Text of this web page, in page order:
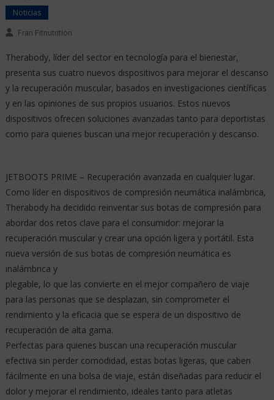
Noticias
Fran Fitnutrition
Therabody, líder del sector en tecnología para el bienestar,
presenta sus cuatro nuevos dispositivos para mejorar el descanso
y la recuperación muscular, basados en investigaciones científicas
y en las opiniones de sus propios usuarios. Estos nuevos
dispositivos ofrecen soluciones avanzadas tanto para deportistas
como para quienes buscan una mejor recuperación y descanso.
JETBOOTS PRIME – Recuperación avanzada en cualquier lugar.
Como líder en dispositivos de compresión neumática inalámbrica,
Therabody ha decidido reinventar sus botas de compresión para
abordar dos retos clave para el consumidor: mejorar la
recuperación muscular y crear una opción ligera y portátil. Esta
nueva versión de sus botas de compresión neumática es
inalámbrica y
plegable, lo que las convierte en el mejor compañero de viaje
para las personas que se desplazan, sin comprometer el
rendimiento y la eficacia que se espera de un dispositivo de
recuperación de alta gama.
Perfectas para quienes buscan una recuperación muscular
efectiva sin perder comodidad, estas botas ligeras, que caben
fácilmente en una bolsa de viaje, están diseñadas para reducir el
dolor y mejorar el rendimiento, ideales tanto para atletas